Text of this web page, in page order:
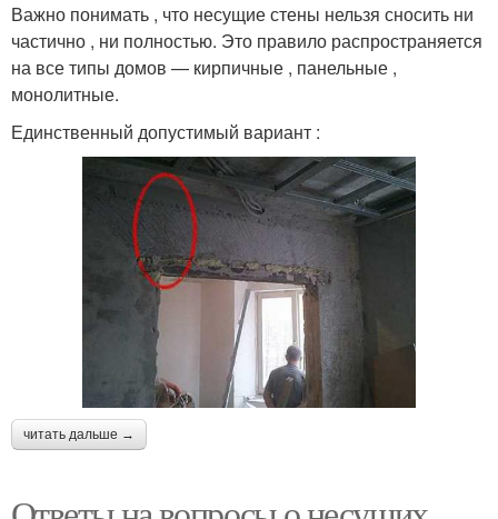
Важно понимать , что несущие стены нельзя сносить ни
частично , ни полностью. Это правило распространяется
на все типы домов — кирпичные , панельные ,
монолитные.
Единственный допустимый вариант :
читать дальше →